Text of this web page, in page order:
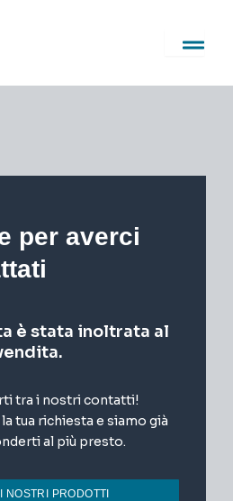
per averci
è stata inoltrata al
tra i nostri contatti!
tua richiesta e siamo già
al più presto.
NOSTRI PRODOTTI